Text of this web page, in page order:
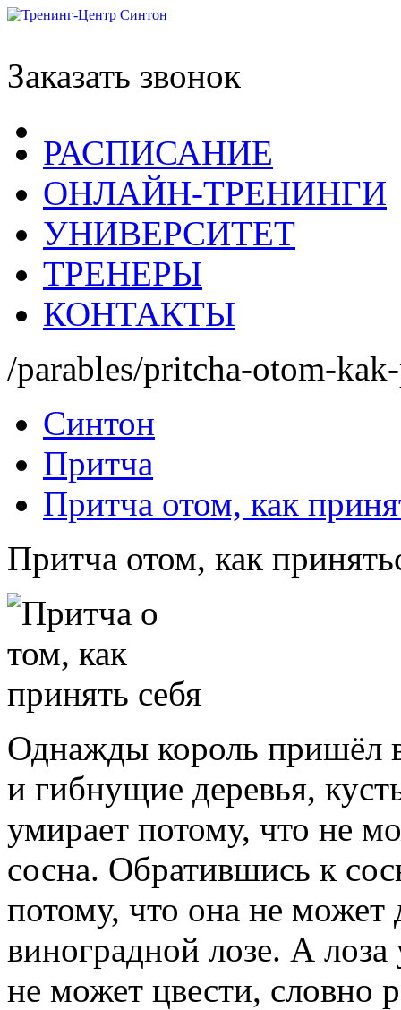
Заказать звонок
РАСПИСАНИЕ
ОНЛАЙН-ТРЕНИНГИ
УНИВЕРСИТЕТ
ТРЕНЕРЫ
КОНТАКТЫ
/parables/pritcha-otom-
Синтон
Притча
Притча отом, как
Притча отом, как
Однажды король пришёл
и гибнущие деревья,
умирает потому, что не
сосна. Обратившись к
потому, что она не может
виноградной лозе. А
не может цвести, словно